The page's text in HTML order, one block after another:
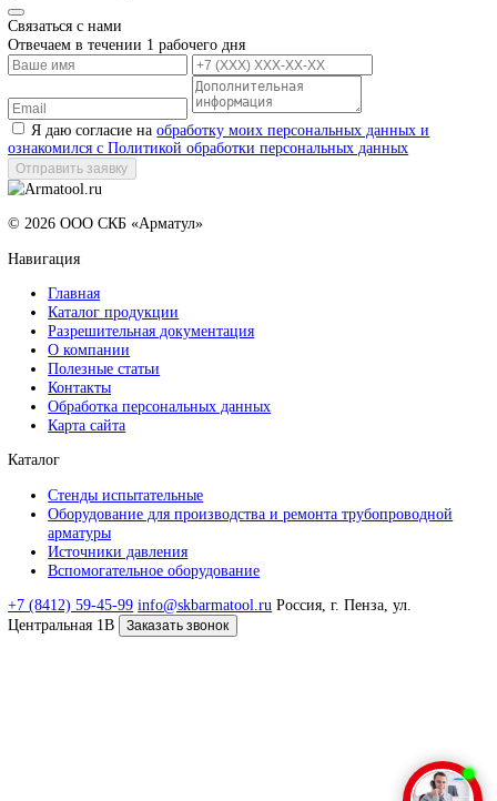
Соблюдение стандартов
Изготавливаемое оборудование имеет всю необходимую
разрешительную документацию и соответствует отечественным
зарубежным стандартам
Контакты
+7 (8412) 59-45-99
info@skbarmatool.ru
Россия, г. Пенза, ул. Центральная 1В
Заказать звонок
Связаться с нами
Отвечаем в течении 1 рабочего дня
Я даю согласие наобработку моих персональных данных и
ознакомился с Политикой обработки персональных данных
Отправить заявку
© 2026 ООО СКБ «Арматул»
Навигация